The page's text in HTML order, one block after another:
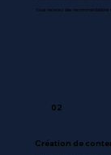
Vous recevez des recommandations
02
Création de